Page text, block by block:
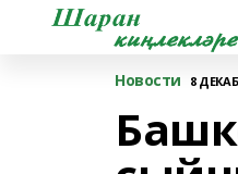
Новости 8